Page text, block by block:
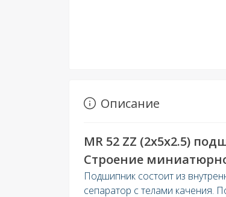
Описание
MR 52 ZZ (2х5х2.5)
Строение
Подшипник состоит из
сепаратор с телами качения.